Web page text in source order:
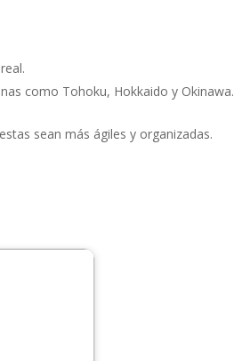
como Tohoku, Hokkaido y Okinawa.
sean más ágiles y organizadas.